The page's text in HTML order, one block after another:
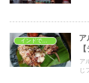
ア
ア
じ